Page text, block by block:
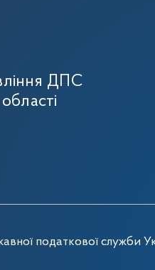
ДПС
податкової служби